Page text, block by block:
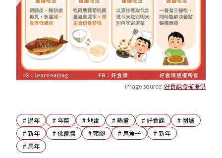
image source: 好食課授權提供
#過年 # 年菜 #地雷 #熱量 #好食課 #圍爐
#新年 #佛跳牆 #豬腳 # 烏魚子 #新年
# 馬年